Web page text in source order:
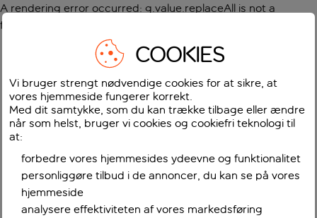
A rendering error occurred: g.value.replaceAll is not a
function
COOKIES
Vi bruger strengt nødvendige cookies for at sikre, at
vores hjemmeside fungerer korrekt.
Med dit samtykke, som du kan trække tilbage eller ændre
når som helst, bruger vi cookies og cookiefri teknologi til
at:
forbedre vores hjemmesides ydeevne og funktionalitet
personliggøre tilbud i de annoncer, du kan se på vores
hjemmeside
analysere effektiviteten af vores markedsføring